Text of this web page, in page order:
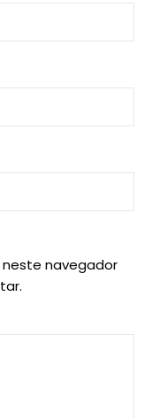
navegador